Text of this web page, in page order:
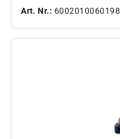
Art. Nr.: 6002010060198